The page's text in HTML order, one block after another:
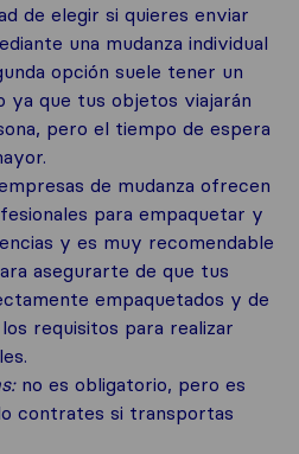
de elegir si quieres enviar
una mudanza individual
opción suele tener un
ya que tus objetos viajarán
pero el tiempo de espera
de mudanza ofrecen
para empaquetar y
y es muy recomendable
asegurarte de que tus
empaquetados y de
requisitos para realizar
no es obligatorio, pero es
contrates si transportas